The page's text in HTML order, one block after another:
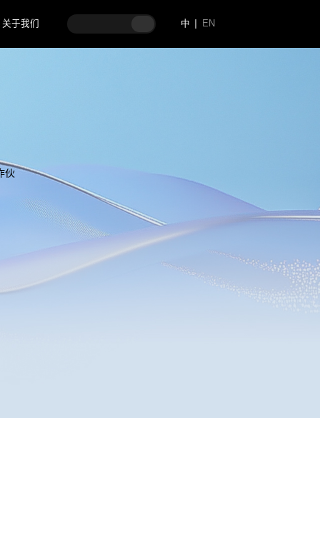
关于我们 中 EN
伙